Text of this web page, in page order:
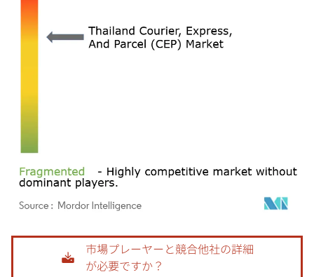
画像 © Mordor Intelligence。再利用にはCC BY 4.0の表示が必要です。